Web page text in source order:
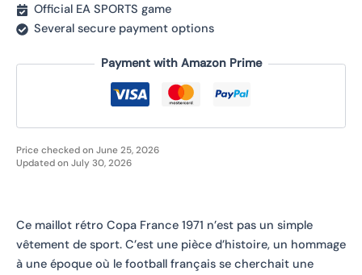
Official EA SPORTS game
Several secure payment options
Payment with Amazon Prime
Price checked on June 25, 2026
Updated on July 30, 2026
Ce maillot rétro Copa France 1971 n’est pas un simple
vêtement de sport. C’est une pièce d’histoire, un hommage
à une époque où le football français se cherchait une